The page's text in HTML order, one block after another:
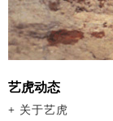
艺虎动态
+ 关于艺虎